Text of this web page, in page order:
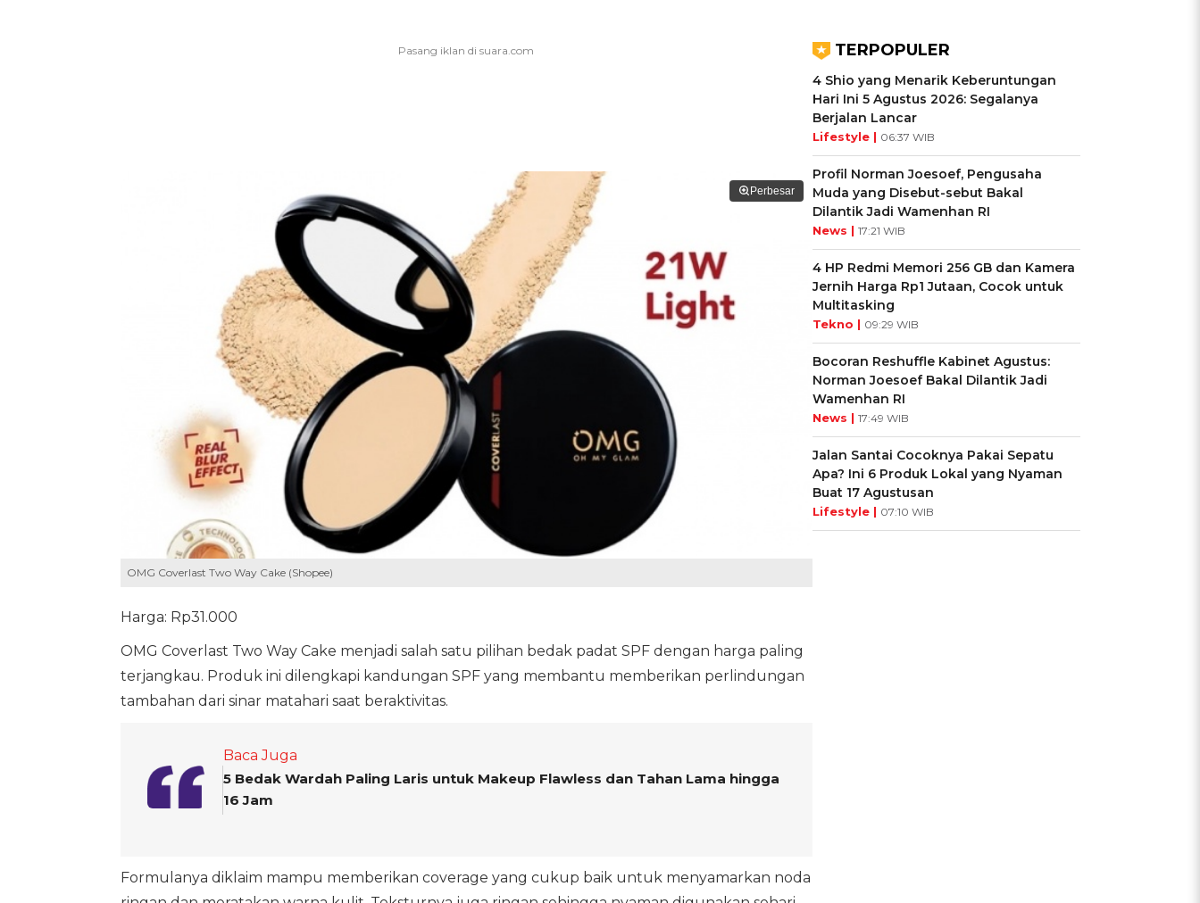
Perbesar
OMG Coverlast Two Way Cake (Shopee)
Harga: Rp31.000
OMG Coverlast Two Way Cake menjadi salah satu pilihan bedak padat SPF dengan harga paling
terjangkau. Produk ini dilengkapi kandungan SPF yang membantu memberikan perlindungan
tambahan dari sinar matahari saat beraktivitas.
Baca Juga
5 Bedak Wardah Paling Laris untuk Makeup Flawless dan Tahan Lama hingga
16 Jam
Formulanya diklaim mampu memberikan coverage yang cukup baik untuk menyamarkan noda
TERPOPULER
4 Shio yang Menarik Keberuntungan
Hari Ini 5 Agustus 2026: Segalanya
Berjalan Lancar
Lifestyle | 06:37 WIB
Profil Norman Joesoef, Pengusaha
Muda yang Disebut-sebut Bakal
Dilantik Jadi Wamenhan RI
News | 17:21 WIB
4 HP Redmi Memori 256 GB dan Kamera
Jernih Harga Rp1 Jutaan, Cocok untuk
Multitasking
Tekno | 09:29 WIB
Bocoran Reshuffle Kabinet Agustus:
Norman Joesoef Bakal Dilantik Jadi
Wamenhan RI
News | 17:49 WIB
Jalan Santai Cocoknya Pakai Sepatu
Apa? Ini 6 Produk Lokal yang Nyaman
Buat 17 Agustusan
Lifestyle | 07:10 WIB